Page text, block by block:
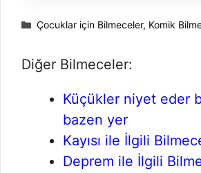
Kategoriler
Çocuklar için Bilmeceler, Komik
Diğer Bilmeceler:
Küçükler niyet eder
bazen yer
Kayısı ile İlgili
Deprem ile İlgili